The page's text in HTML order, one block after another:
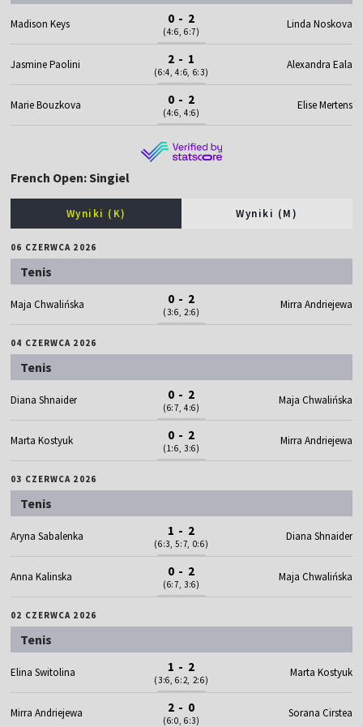
Madison Keys 0 - 2
(4:6, 6:7)
Linda Noskova
Jasmine Paolini 2 - 1
(6:4, 4:6, 6:3)
Alexandra Eala
Marie Bouzkova 0 - 2
(4:6, 4:6)
Elise Mertens
French Open: Singiel
Wyniki (K) Wyniki (M)
06 CZERWCA 2026
Tenis
Maja Chwalińska 0 - 2
(3:6, 2:6)
Mirra Andriejewa
04 CZERWCA 2026
Tenis
Diana Shnaider 0 - 2
(6:7, 4:6)
Maja Chwalińska
Marta Kostyuk 0 - 2
(1:6, 3:6)
Mirra Andriejewa
03 CZERWCA 2026
Tenis
Aryna Sabalenka 1 - 2
(6:3, 5:7, 0:6)
Diana Shnaider
Anna Kalinska 0 - 2
(6:7, 3:6)
Maja Chwalińska
02 CZERWCA 2026
Tenis
Elina Switolina 1 - 2
(3:6, 6:2, 2:6)
Marta Kostyuk
Mirra Andriejewa 2 - 0
(6:0, 6:3)
Sorana Cirstea